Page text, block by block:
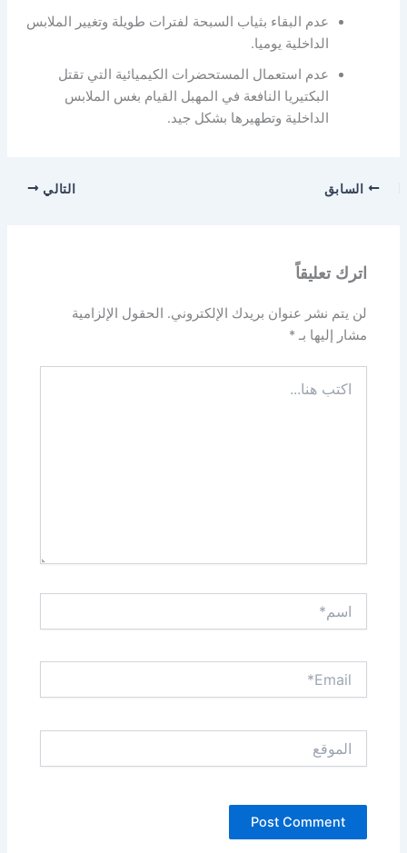
عدم البقاء بثياب السبحة لفترات طويلة وتغيير الملابس
الداخلية يوميا.
عدم استعمال المستحضرات الكيميائية التي تقتل
البكتيريا النافعة في المهبل القيام بغس الملابس
الداخلية وتطهيرها بشكل جيد.
السابق التالي
اترك تعليقاً
لن يتم نشر عنوان بريدك الإلكتروني. الحقول الإلزامية
مشار إليها بـ*
هنا...